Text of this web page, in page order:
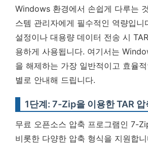
Windows 환경에서 손쉽게 다루는
스템 관리자에게 필수적인 역량입니
설정이나 대용량 데이터 전송 시
용하게 사용됩니다. 여기서는
을 해제하는 가장 일반적이고 효율
별로 안내해 드립니다.
1단계: 7-Zip을 이용한 TAR 압
무료 오픈소스 압축 프로그램인 7-
비롯한 다양한 압축 형식을 지원합